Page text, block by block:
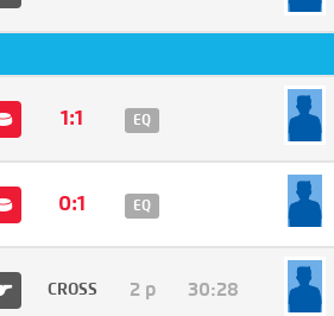
1:1 EQ
0:1 EQ
CROSS 2 p 30:28